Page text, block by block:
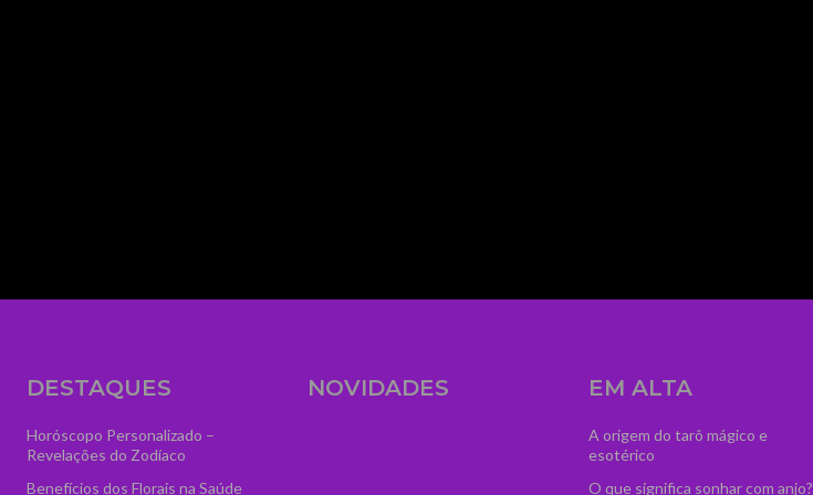
DESTAQUES
Horóscopo Personalizado –
Revelações do Zodíaco
Benefícios dos Florais na Saúde
NOVIDADES EM ALTA
A origem do tarô mágico e
esotérico
O que significa sonhar com anjo?